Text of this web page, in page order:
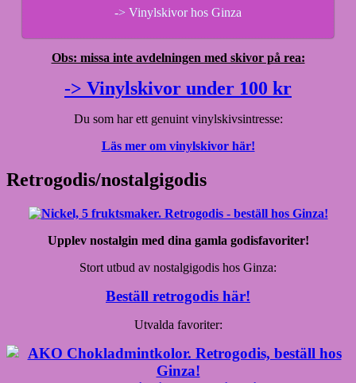
-> Vinylskivor hos Ginza
Obs: missa inte avdelningen med skivor på rea:
-> Vinylskivor under 100 kr
Du som har ett genuint vinylskivsintresse:
Läs mer om vinylskivor här!
Retrogodis/nostalgigodis
Upplev nostalgin med dina gamla godisfavoriter!
Stort utbud av nostalgigodis hos Ginza:
Beställ retrogodis här!
Utvalda favoriter: